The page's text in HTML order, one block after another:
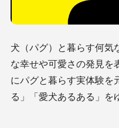
犬（パグ）と暮らす何気
な幸せや可愛さの発見を
にパグと暮らす実体験を
る」「愛犬あるある」を